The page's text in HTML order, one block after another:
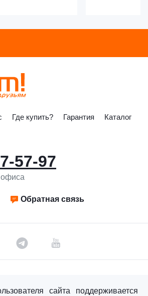
Где купить? Гарантия Каталог
57-97
Обратная связь
сайта поддерживается